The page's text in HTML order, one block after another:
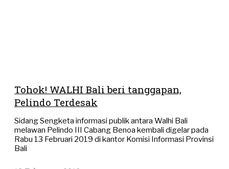
Tohok! WALHI Bali beri tanggapan,
Pelindo Terdesak
Sidang Sengketa informasi publik antara Walhi Bali
melawan Pelindo III Cabang Benoa kembali digelar pada
Rabu 13 Februari 2019 di kantor Komisi Informasi Provinsi
Bali